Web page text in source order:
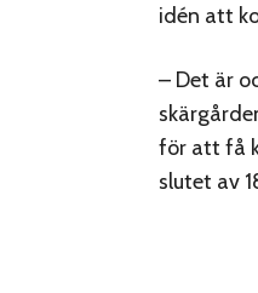
idén att
– Det är
för att få
slutet av